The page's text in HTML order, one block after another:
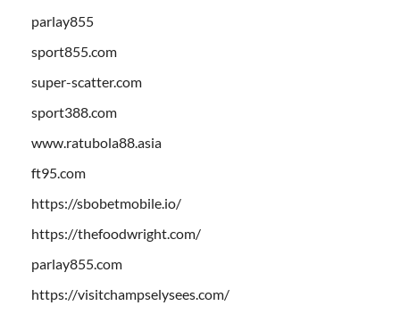
parlay855
sport855.com
super-scatter.com
sport388.com
www.ratubola88.asia
ft95.com
https://sbobetmobile.io/
https://thefoodwright.com/
parlay855.com
https://visitchampselysees.com/